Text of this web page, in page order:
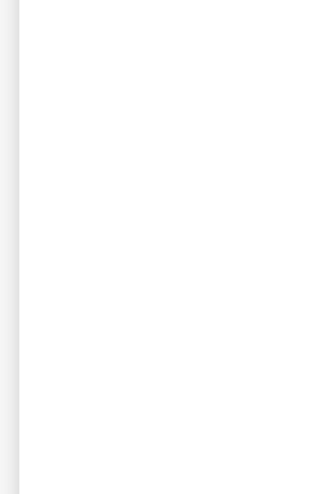
● citalopram,
clomipramine (utilisés
● diazépam (utilisé
l’anxiété, de
● phénytoïne (utilisé
● les médicaments
le sang tel que la
surveillance par votre
être nécessaire
commencez ou
ESOMEPRAZOLE
● cilostazol (utilisé
la claudication
dans les jambes